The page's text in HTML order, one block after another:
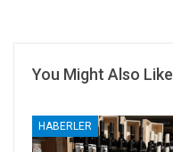
You Might Also Like
HABERLER